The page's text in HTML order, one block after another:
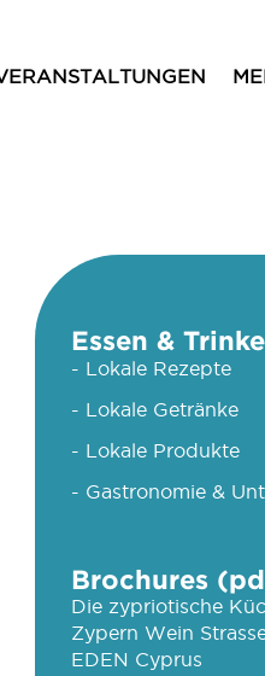
Essen &
- Lokale Rezepte
- Lokale Getränke
- Lokale Produkte
- Gastronomie &
Brochures
Die zypriotische
Zypern Wein
EDEN Cyprus